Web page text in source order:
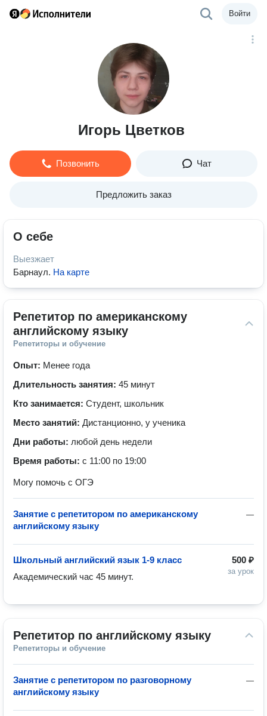
Войти
Игорь Цветков
Позвонить Чат
Предложить заказ
О себе
Выезжает
Барнаул. На карте
Репетитор по американскому
английскому языку
Репетиторы и обучение
Опыт: Менее года
Длительность занятия: 45 минут
Кто занимается: Студент, школьник
Место занятий: Дистанционно, у ученика
Дни работы: любой день недели
Время работы: с 11:00 по 19:00
Могу помочь с ОГЭ
—
Занятие с репетитором по американскому
английскому языку
500 ₽
за урок
Школьный английский язык 1-9 класс
Академический час 45 минут.
Репетитор по английскому языку
Репетиторы и обучение
—
Занятие с репетитором по разговорному
английскому языку